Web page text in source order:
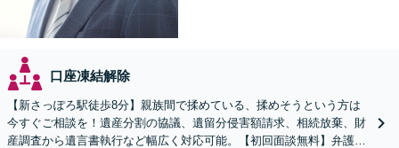
口座凍結解除
【新さっぽろ駅徒歩8分】親族間で揉めている、揉めそうという方は
今すぐご相談を！遺産分割の協議、遺留分侵害額請求、相続放棄、財
産調査から遺言書執行など幅広く対応可能。【初回面談無料】弁護士